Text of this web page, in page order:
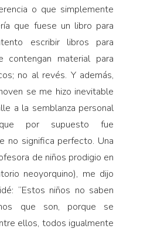
o que simplemente
que fuese un libro para
escribir libros para
contengan material para
no al revés. Y además,
se me hizo inevitable
a la semblanza personal
por supuesto fue
no significa perfecto. Una
de niños prodigio en
neoyorquino), me dijo
“Estos niños no saben
que son, porque se
ellos, todos igualmente